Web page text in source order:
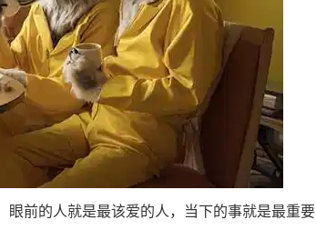
前的人就是最该爱的人，当下的事就是最重要